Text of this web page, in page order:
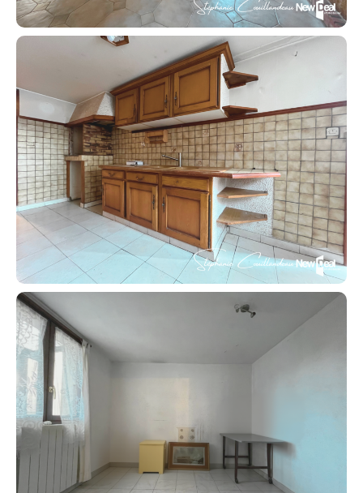
Contacter un conseiller
Estimer/Vendre
Recrutement
Actualités
Guides